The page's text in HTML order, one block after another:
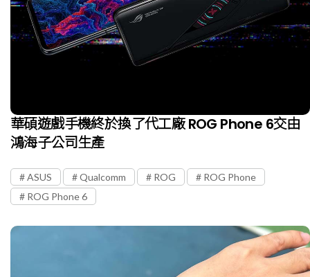
華碩遊戲手機終於換了代工廠 ROG Phone 6交由
鴻海子公司生產
ASUS Qualcomm ROG
ROG Phone
ROG Phone 6